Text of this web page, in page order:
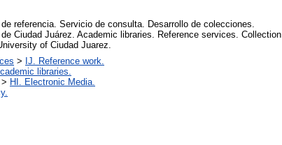
referencia. Servicio de consulta. Desarrollo de colecciones.
Ciudad Juárez. Academic libraries. Reference services. Collection
of Ciudad Juarez.
> IJ. Reference work.
libraries.
> HI. Electronic Media.